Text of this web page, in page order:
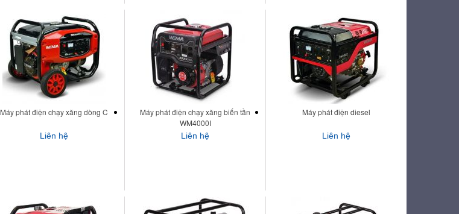
Máy phát điện chạy xăng dòng C
Liên hệ
Máy phát điện chạy xăng biến tần
WM4000I
Liên hệ
Máy phát điện diesel
Liên hệ